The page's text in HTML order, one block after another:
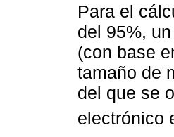
Para el
del 95%,
(con base
tamaño de
del que se
electrónico